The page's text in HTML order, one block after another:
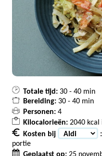
Totale tijd: 30 - 40 min
Bereiding: 30 - 40 min
Personen: 4
Kilocalorieën: 2040
Kosten bij
:
portie